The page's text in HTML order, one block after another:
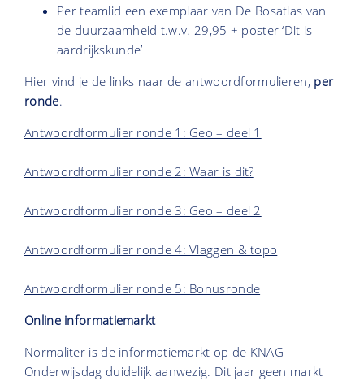
Per teamlid een exemplaar van De Bosatlas van
de duurzaamheid t.w.v. 29,95 + poster ‘Dit is
aardrijkskunde’
Hier vind je de links naar de antwoordformulieren, per
ronde.
Antwoordformulier ronde 1: Geo – deel 1
Antwoordformulier ronde 2: Waar is dit?
Antwoordformulier ronde 3: Geo – deel 2
Antwoordformulier ronde 4: Vlaggen & topo
Antwoordformulier ronde 5: Bonusronde
Online informatiemarkt
Normaliter is de informatiemarkt op de KNAG
Onderwijsdag duidelijk aanwezig. Dit jaar geen markt